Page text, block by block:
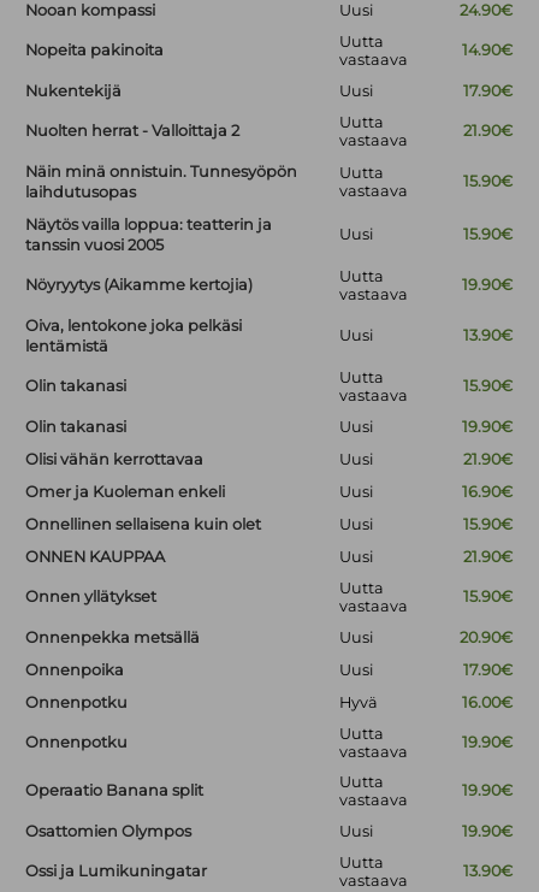
Nooan kompassi
Uusi 24.90€
Nopeita pakinoita
Uutta
vastaava
14.90€
Nukentekijä Uusi 17.90€
Nuolten herrat - Valloittaja 2
Uutta
vastaava
21.90€
Näin minä onnistuin. Tunnesyöpön
laihdutusopas
Uutta
vastaava
15.90€
Näytös vailla loppua: teatterin ja
tanssin vuosi 2005
Uusi 15.90€
Nöyryytys (Aikamme kertojia)
Uutta
vastaava
19.90€
Oiva, lentokone joka pelkäsi
lentämistä
Uusi 13.90€
Olin takanasi
Uutta
vastaava
15.90€
Olin takanasi Uusi
19.90€
Olisi vähän kerrottavaa
Uusi
21.90€
Omer ja Kuoleman enkeli
Uusi
16.90€
Onnellinen sellaisena kuin olet
Uusi
15.90€
ONNEN KAUPPAA
Uusi 21.90€
Onnen yllätykset
Uutta
vastaava
15.90€
Onnenpekka metsällä Uusi
20.90€
Onnenpoika
Uusi
17.90€
Onnenpotku
Hyvä 16.00€
Onnenpotku
Uutta
vastaava
19.90€
Operaatio Banana split
Uutta
vastaava
19.90€
Osattomien Olympos Uusi 19.90€
Ossi ja Lumikuningatar
Uutta
vastaava
13.90€